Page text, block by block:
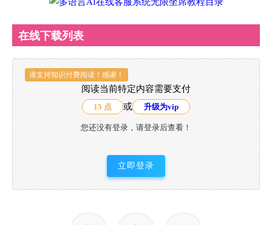
在线下载列表
请支持知识付费阅读！感谢！
阅读当前特定内容需要支付
15 点 或 升级为vip
您还没有登录，请登录后查看！
立即登录